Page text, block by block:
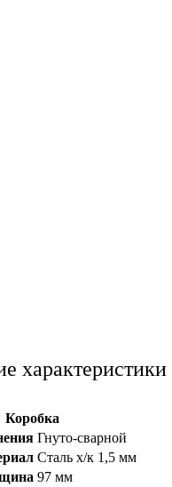
характеристики
Коробка
Гнуто-сварной
Сталь х/к 1,5 мм
97 мм